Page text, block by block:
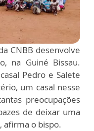
CNBB desenvolve
na Guiné Bissau.
Pedro e Salete
um casal nesse
preocupações
de deixar uma
afirma o bispo.